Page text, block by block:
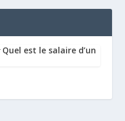
Quel est le salaire d’un